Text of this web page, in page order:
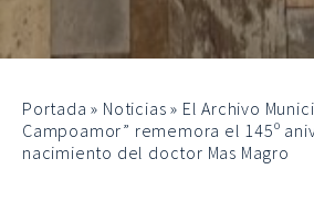
Portada » Noticias » El Archivo
Campoamor” rememora el 145º
nacimiento del doctor Mas Magro